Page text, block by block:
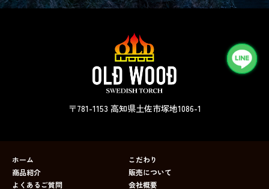
〒781-1153 高知県土佐市塚地1086-1
ホーム
こだわり
商品紹介
販売について
よくあるご質問
会社概要